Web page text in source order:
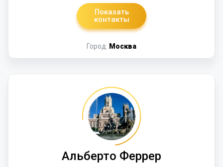
Город: Москва
Показать
контакты
Альберто Феррер